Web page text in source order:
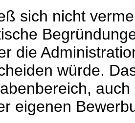
sich nicht
die
würde.
eigenen